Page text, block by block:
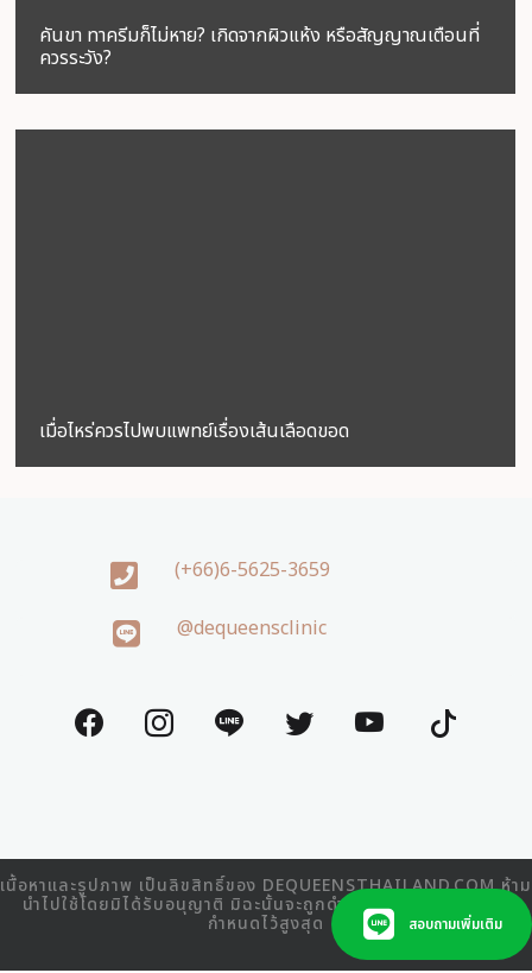
คันขา ทาครีมก็ไม่หาย? เกิดจากผิวแห้ง หรือสัญญาณเตือนที่
ควรระวัง?
เมื่อไหร่ควรไปพบแพทย์เรื่องเส้นเลือดขอด
(+66)6-5625-3659
@dequeensclinic
สอบถามเพิ่มเติม
เนื้อหาและรูปภาพ เป็นลิขสิทธิ์ของ DEQUEENSTHAILAND.COM ห้าม
นำไปใช้โดยมิได้รับอนุญาติ มิฉะนั้นจะถูกดำเนินคดีตามที่กฎหมาย
กำหนดไว้สูงสุด